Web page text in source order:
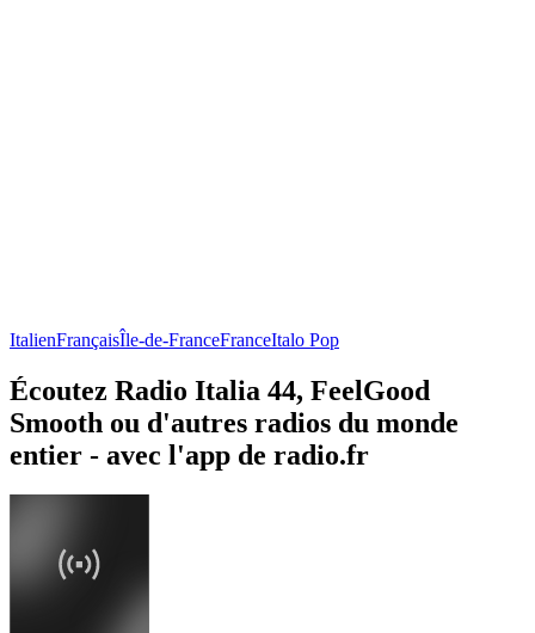
ItalienFrançaisÎle-de-FranceFranceItalo Pop
Écoutez Radio Italia 44, FeelGood
Smooth ou d'autres radios du monde
entier - avec l'app de radio.fr